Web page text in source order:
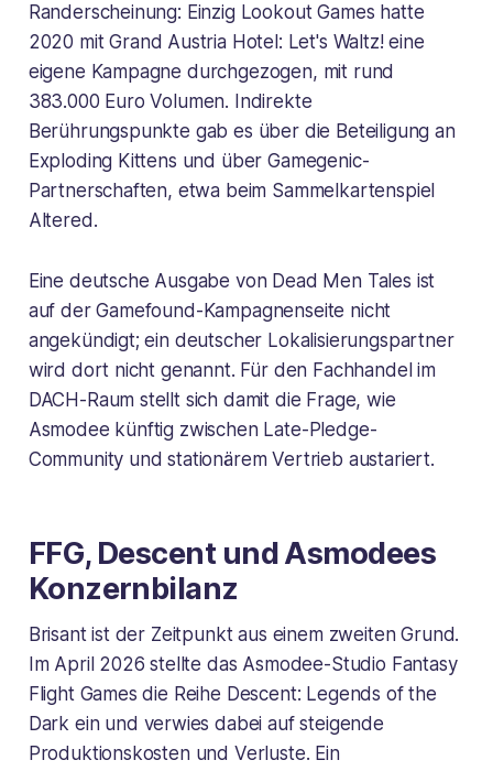
Randerscheinung: Einzig Lookout Games hatte
2020 mitGrand Austria Hotel: Let's Waltz!eine
eigene Kampagne durchgezogen, mit rund
383.000 Euro Volumen. Indirekte
Berührungspunkte gab es über die Beteiligung an
Exploding Kittens und über Gamegenic-
Partnerschaften, etwa beim Sammelkartenspiel
Altered .
Eine deutsche Ausgabe von Dead Men Tales ist
auf der Gamefound-Kampagnenseite nicht
angekündigt; ein deutscher Lokalisierungspartner
wird dort nicht genannt. Für den Fachhandel im
DACH-Raum stellt sich damit die Frage, wie
Asmodee künftig zwischen Late-Pledge-
Community und stationärem Vertrieb austariert.
FFG, Descent und Asmodees
Konzernbilanz
Brisant ist der Zeitpunkt aus einem zweiten Grund.
Im April 2026 stellte das Asmodee-Studio Fantasy
Flight Games die Reihe Descent: Legends of the
Dark ein und verwies dabei auf steigende
Produktionskosten und Verluste. Ein